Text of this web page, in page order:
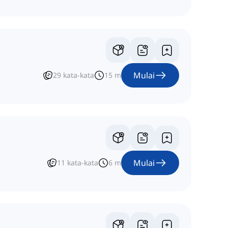
29 kata-kata 15 m Mulai
11 kata-kata 6 m Mulai